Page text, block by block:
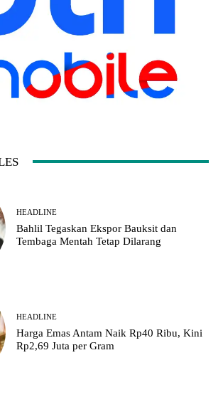
HEADLINE
Bahlil Tegaskan Ekspor Bauksit dan
Tembaga Mentah Tetap Dilarang
HEADLINE
Harga Emas Antam Naik Rp40 Ribu, Kini
Rp2,69 Juta per Gram